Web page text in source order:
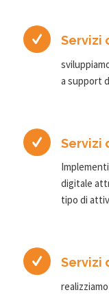
Servizi
a support
Servizi
digitale
tipo di
Servizi